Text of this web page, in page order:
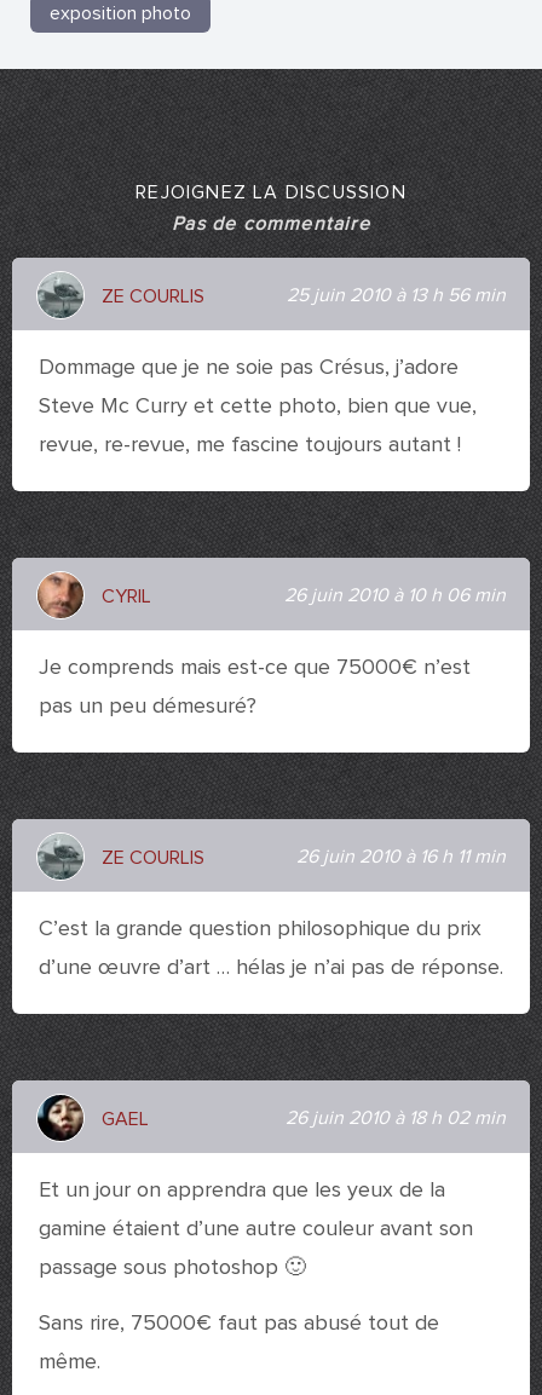
exposition photo
REJOIGNEZ LA DISCUSSION
Pas de commentaire
ZE COURLIS 25 juin 2010 à 13 h 56 min
Dommage que je ne soie pas Crésus, j’adore
Steve Mc Curry et cette photo, bien que vue,
revue, re-revue, me fascine toujours autant !
CYRIL 26 juin 2010 à 10 h 06 min
Je comprends mais est-ce que 75000€ n’est
pas un peu démesuré?
ZE COURLIS 26 juin 2010 à 16 h 11 min
C’est la grande question philosophique du prix
d’une œuvre d’art … hélas je n’ai pas de réponse.
GAEL 26 juin 2010 à 18 h 02 min
Et un jour on apprendra que les yeux de la
gamine étaient d’une autre couleur avant son
passage sous photoshop 🙂
Sans rire, 75000€ faut pas abusé tout de
même.